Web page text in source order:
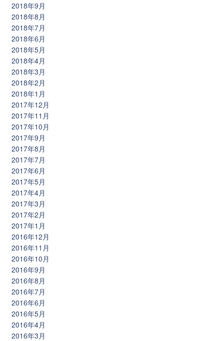
2018年9月
2018年8月
2018年7月
2018年6月
2018年5月
2018年4月
2018年3月
2018年2月
2018年1月
2017年12月
2017年11月
2017年10月
2017年9月
2017年8月
2017年7月
2017年6月
2017年5月
2017年4月
2017年3月
2017年2月
2017年1月
2016年12月
2016年11月
2016年10月
2016年9月
2016年8月
2016年7月
2016年6月
2016年5月
2016年4月
2016年3月